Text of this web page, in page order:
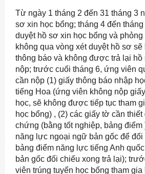
Từ ngày 1 tháng 2 đến 31 tháng 3
sơ xin học bổng; tháng 4 đến
duyệt hồ sơ xin học bổng và
không qua vòng xét duyệt hồ sơ
thông báo và không được trả lại
nộp; trước cuối tháng 6, ứng viên
cần nộp (1) giấy thông báo nhập
tiếng Hoa (ứng viên không nộp
học, sẽ không được tiếp tục tham
học bổng) , (2) các giấy tờ cần
chứng (bằng tốt nghiệp, bảng
năng lực ngoại ngữ bản gốc để đối
bảng điểm năng lực tiếng Anh
bản gốc đối chiếu xong trả lại);
viên trúng tuyển học bổng tham gia